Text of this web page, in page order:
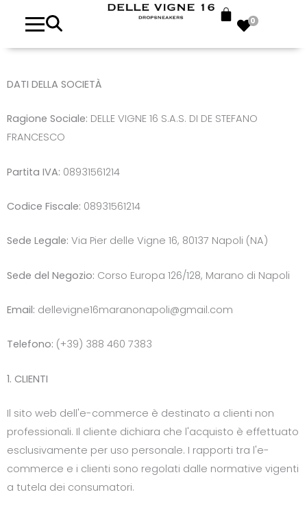
0
DATI DELLA SOCIETÀ
Ragione Sociale: DELLE VIGNE 16 S.A.S. DI DE STEFANO
FRANCESCO
Partita IVA: 08931561214
Codice Fiscale: 08931561214
Sede Legale: Via Pier delle Vigne 16, 80137 Napoli (NA)
Sede del Negozio: Corso Europa 126/128, Marano di Napoli
Email: dellevigne16maranonapoli@gmail.com
Telefono: (+39) 388 460 7383
1. CLIENTI
Il sito web dell'e-commerce è destinato a clienti non
professionali. Il cliente dichiara che l'acquisto è effettuato
esclusivamente per uso personale. I rapporti tra l'e-
commerce e i clienti sono regolati dalle normative vigenti
a tutela dei consumatori.